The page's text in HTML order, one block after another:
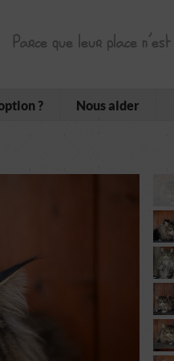
Parce que leur place
? Nous aider